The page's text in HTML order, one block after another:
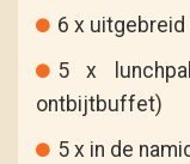
6 x
5 x
ontbijtbuffet)
5 x in de